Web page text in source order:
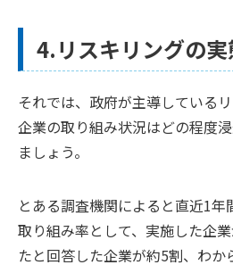
4.リスキリングの実
それでは、政府が主導している
企業の取り組み状況はどの程度
ましょう。
とある調査機関によると直近1
取り組み率として、実施した企
たと回答した企業が約5割、わ